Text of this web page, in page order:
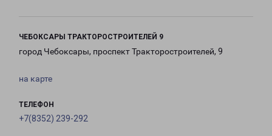
ЧЕБОКСАРЫ ТРАКТОРОСТРОИТЕЛЕЙ 9
город Чебоксары, проспект Тракторостроителей, 9
на карте
ТЕЛЕФОН
+7(8352) 239-292